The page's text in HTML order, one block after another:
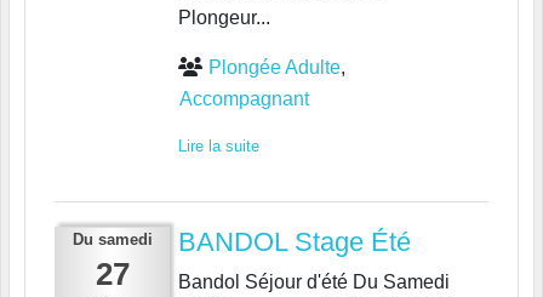
Plongeur...
Plongée Adulte
Accompagnant
Lire la suite
Du samedi
27
BANDOL Stage Été
Bandol Séjour d'été Du Samedi